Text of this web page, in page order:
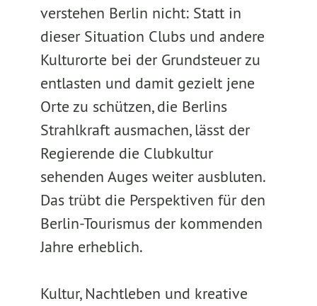
verstehen Berlin nicht: Statt in
dieser Situation Clubs und andere
Kulturorte bei der Grundsteuer zu
entlasten und damit gezielt jene
Orte zu schützen, die Berlins
Strahlkraft ausmachen, lässt der
Regierende die Clubkultur
sehenden Auges weiter ausbluten.
Das trübt die Perspektiven für den
Berlin-Tourismus der kommenden
Jahre erheblich.
Kultur, Nachtleben und kreative